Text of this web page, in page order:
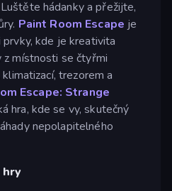
hádanky a přežijte,
Paint Room Escape je
kde je kreativita
z místnosti se čtyřmi
trezorem a
Escape: Strange
hra, kde se vy, skutečný
nepolapitelného